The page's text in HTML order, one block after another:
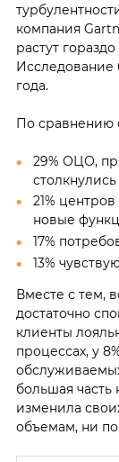
компания
растут
Исследование
года.
По сравнению
29% ОЦО,
21%
новые
17%
13%
Вместе с тем,
достаточно
клиенты
процессах, у
большая
изменила
объемам, ни